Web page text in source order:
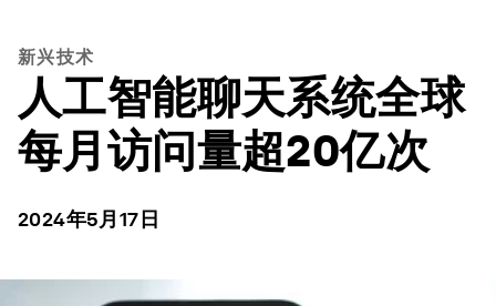
新兴技术
人工智能聊天系统全球
每月访问量超20亿次
2024年5月17日